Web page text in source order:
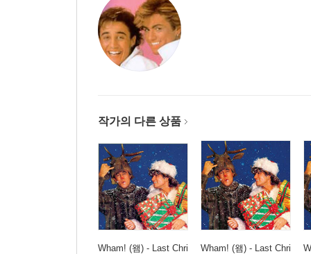
작가의 다른 상품
Wham! (왬) - Last Chri
Wham! (왬) - Last Chri